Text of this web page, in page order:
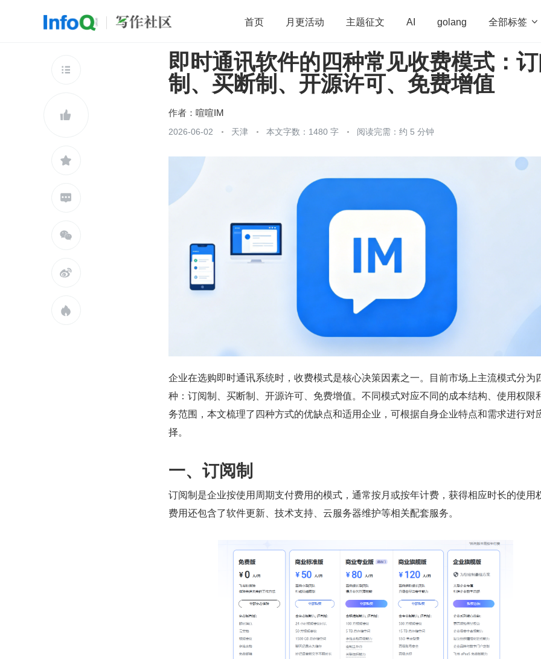
首页 月更活动 主题征文 AI golang 全部标签 
开源 架构 OpenHarmony 算法 学习方法 Web3.0
团队管理 程序员 运维 深度思考 低代码
查看更多







即时通讯软件的四种常见收费模式：
制、买断制、开源许可、免费增值
作者： 喧喧IM
2026-06-02 天津 本文字数：1480 字 阅读完需：约 5 分钟
企业在选购即时通讯系统时，收费模式是核心决策因素之一。目前市场上主流模式分为
种：订阅制、买断制、开源许可、免费增值。不同模式对应不同的成本结构、使用权限
务范围，本文梳理了四种方式的优缺点和适用企业，可根据自身企业特点和需求进行对
择。
一、订阅制
订阅制是企业按使用周期支付费用的模式，通常按月或按年计费，获得相应时长的使用
费用还包含了软件更新、技术支持、云服务器维护等相关配套服务。